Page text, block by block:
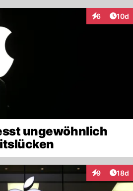
6
Interaktionen
10d
ungewöhnlich
9
Interaktionen
18d